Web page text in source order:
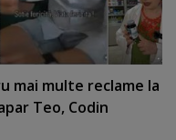
mai multe reclame la
Teo, Codin